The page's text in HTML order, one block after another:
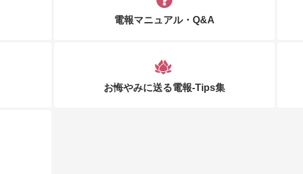
電報マニュアル・Q&A
お悔やみに送る電報-Tips集